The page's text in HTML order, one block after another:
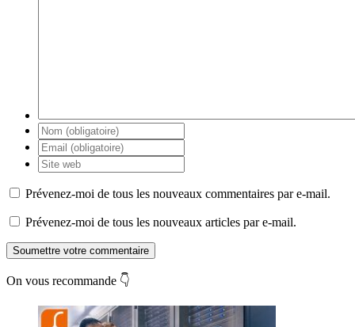
Prévenez-moi de tous les nouveaux commentaires par e-mail.
Prévenez-moi de tous les nouveaux articles par e-mail.
Soumettre votre commentaire
On vous recommande 👇